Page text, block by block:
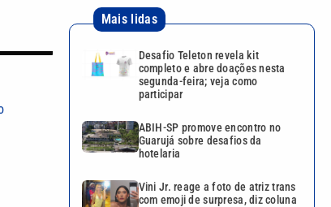
Mais lidas
Desafio Teleton revela kit
completo e abre doações nesta
segunda-feira; veja como
participar
ABIH-SP promove encontro no
Guarujá sobre desafios da
hotelaria
Vini Jr. reage a foto de atriz trans
com emoji de surpresa, diz coluna